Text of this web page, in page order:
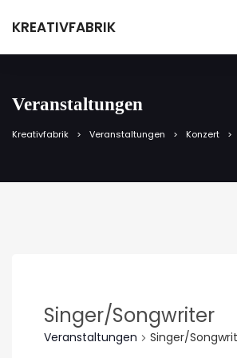
KREATIVFABRIK
Veranstaltungen
Kreativfabrik Veranstaltungen Konzert
Singer/Songwriter
Veranstaltungen Singer/